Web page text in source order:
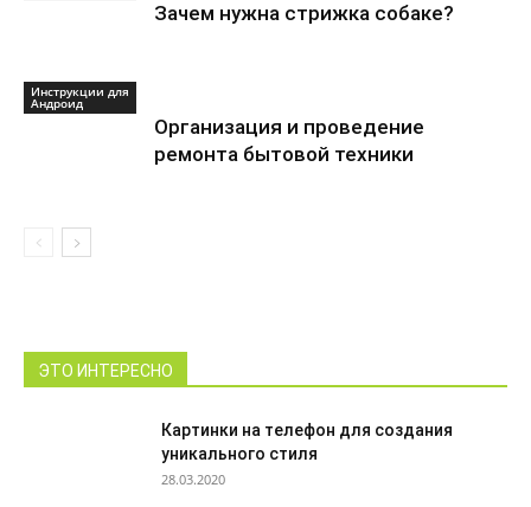
Зачем нужна стрижка собаке?
Инструкции для
Андроид
Организация и проведение
ремонта бытовой техники
ЭТО ИНТЕРЕСНО
Картинки на телефон для создания
уникального стиля
28.03.2020